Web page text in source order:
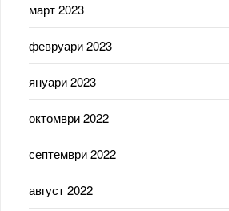
март 2023
февруари 2023
януари 2023
октомври 2022
септември 2022
август 2022